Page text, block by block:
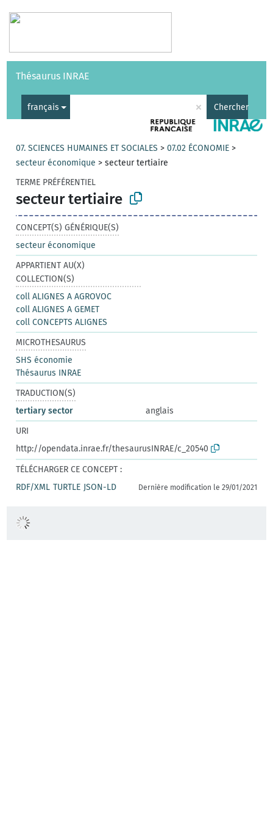
Vocabulaires API
Thésaurus INRAE
français × Chercher
07. SCIENCES HUMAINES ET SOCIALES >07.02 ÉCONOMIE >
secteur économique >secteur tertiaire
TERME PRÉFÉRENTIEL
secteur tertiaire
CONCEPT(S) GÉNÉRIQUE(S)
secteur économique
APPARTIENT AU(X)
COLLECTION(S)
coll ALIGNES A AGROVOC
coll ALIGNES A GEMET
coll CONCEPTS ALIGNES
MICROTHESAURUS
SHS économie
Thésaurus INRAE
TRADUCTION(S)
tertiary sector
anglais
URI
http://opendata.inrae.fr/thesaurusINRAE/c_20540
TÉLÉCHARGER CE CONCEPT :
RDF/XML TURTLE JSON-LD Dernière modification le 29/01/2021